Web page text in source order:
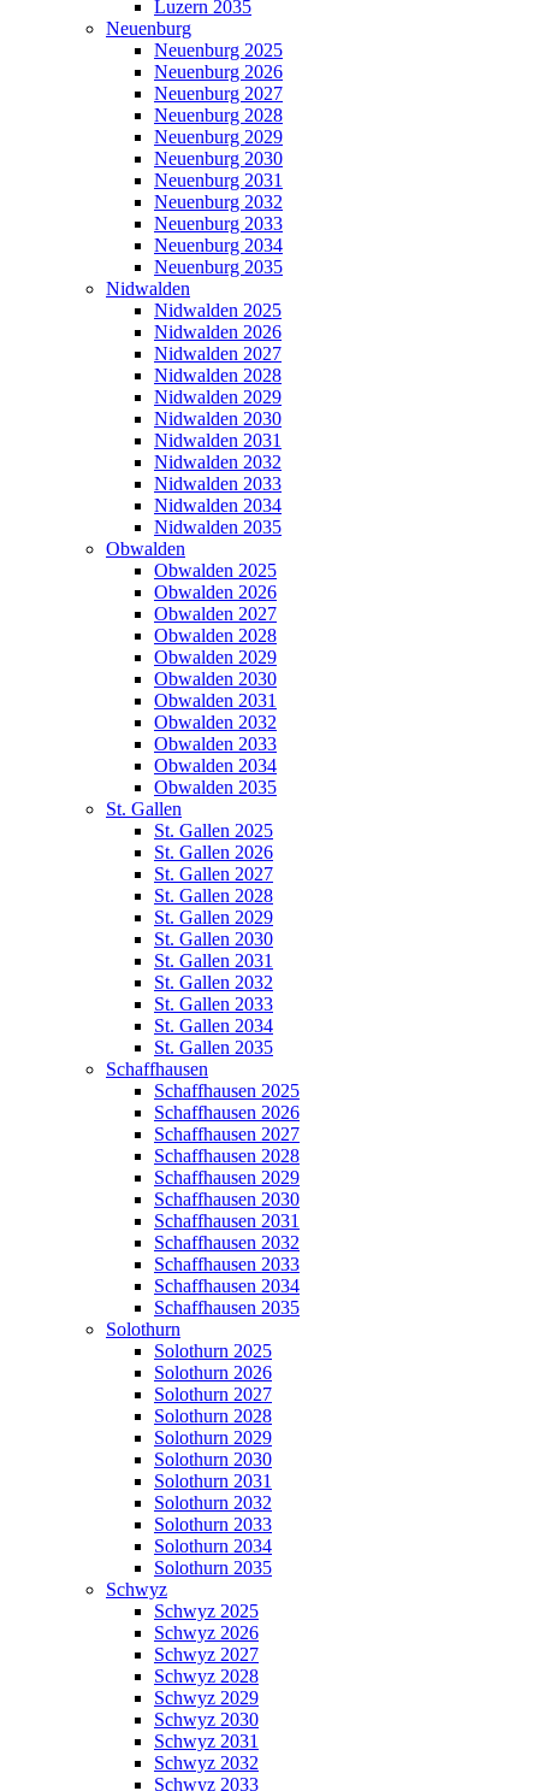
Luzern 2035
Neuenburg
Neuenburg 2025
Neuenburg 2026
Neuenburg 2027
Neuenburg 2028
Neuenburg 2029
Neuenburg 2030
Neuenburg 2031
Neuenburg 2032
Neuenburg 2033
Neuenburg 2034
Neuenburg 2035
Nidwalden
Nidwalden 2025
Nidwalden 2026
Nidwalden 2027
Nidwalden 2028
Nidwalden 2029
Nidwalden 2030
Nidwalden 2031
Nidwalden 2032
Nidwalden 2033
Nidwalden 2034
Nidwalden 2035
Obwalden
Obwalden 2025
Obwalden 2026
Obwalden 2027
Obwalden 2028
Obwalden 2029
Obwalden 2030
Obwalden 2031
Obwalden 2032
Obwalden 2033
Obwalden 2034
Obwalden 2035
St. Gallen
St. Gallen 2025
St. Gallen 2026
St. Gallen 2027
St. Gallen 2028
St. Gallen 2029
St. Gallen 2030
St. Gallen 2031
St. Gallen 2032
St. Gallen 2033
St. Gallen 2034
St. Gallen 2035
Schaffhausen
Schaffhausen 2025
Schaffhausen 2026
Schaffhausen 2027
Schaffhausen 2028
Schaffhausen 2029
Schaffhausen 2030
Schaffhausen 2031
Schaffhausen 2032
Schaffhausen 2033
Schaffhausen 2034
Schaffhausen 2035
Solothurn
Solothurn 2025
Solothurn 2026
Solothurn 2027
Solothurn 2028
Solothurn 2029
Solothurn 2030
Solothurn 2031
Solothurn 2032
Solothurn 2033
Solothurn 2034
Solothurn 2035
Schwyz
Schwyz 2025
Schwyz 2026
Schwyz 2027
Schwyz 2028
Schwyz 2029
Schwyz 2030
Schwyz 2031
Schwyz 2032
Schwyz 2033